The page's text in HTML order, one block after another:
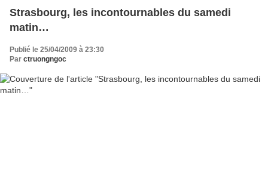
Strasbourg, les incontournables du samedi
matin…
Publié le 25/04/2009 à 23:30
Par ctruongngoc